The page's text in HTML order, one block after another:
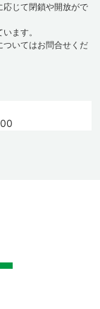
じて閉鎖や開放がで
ます。
いてはお問合せくだ